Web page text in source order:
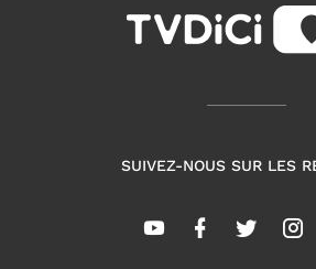
SUIVEZ-NOUS SUR LES